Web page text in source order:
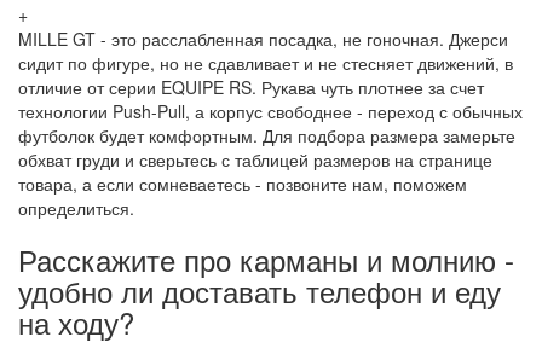
+
MILLE GT - это расслабленная посадка, не гоночная. Джерси
сидит по фигуре, но не сдавливает и не стесняет движений, в
отличие от серии EQUIPE RS. Рукава чуть плотнее за счет
технологии Push-Pull, а корпус свободнее - переход с обычных
футболок будет комфортным. Для подбора размера замерьте
обхват груди и сверьтесь с таблицей размеров на странице
товара, а если сомневаетесь - позвоните нам, поможем
определиться.
Расскажите про карманы и молнию -
удобно ли доставать телефон и еду
на ходу?